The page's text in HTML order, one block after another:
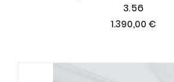
3.56
1.390,00 €